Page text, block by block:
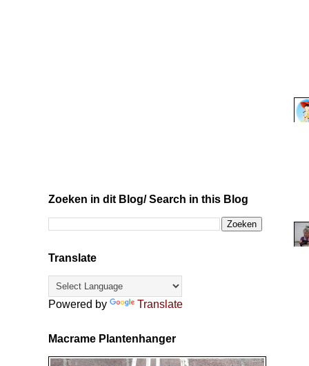
Zoeken in dit Blog/ Search in this Blog
Translate
Powered by Translate
Macrame Plantenhanger